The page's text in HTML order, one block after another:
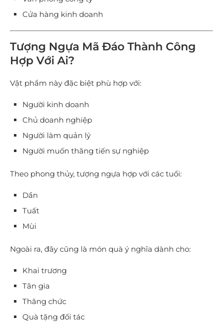
Cửa hàng kinh doanh
Tượng Ngựa Mã Đáo Thành Công
Hợp Với Ai?
Vật phẩm này đặc biệt phù hợp với:
Người kinh doanh
Chủ doanh nghiệp
Người làm quản lý
Người muốn thăng tiến sự nghiệp
Theo phong thủy, tượng ngựa hợp với các tuổi:
Dần
Tuất
Mùi
Ngoài ra, đây cũng là món quà ý nghĩa dành cho:
Khai trương
Tân gia
Thăng chức
Quà tặng đối tác